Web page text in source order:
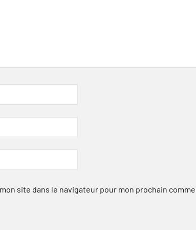
site dans le navigateur pour mon prochain